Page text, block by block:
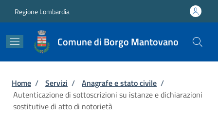
Regione Lombardia
Comune di Borgo Mantovano
Briciole di pane
Home / Servizi / Anagrafe e stato civile /
Autenticazione di sottoscrizioni su istanze e dichiarazioni
sostitutive di atto di notorietà